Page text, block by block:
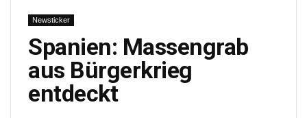
Newsticker
Spanien: Massengrab
aus Bürgerkrieg
entdeckt